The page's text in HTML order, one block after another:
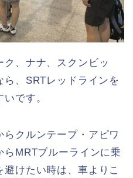
ク、ナナ、スクンビッ
ら、SRTレッドラインを
です。
クルンテープ・アピワ
らMRTブルーラインに乗
けたい時は、車よりこ